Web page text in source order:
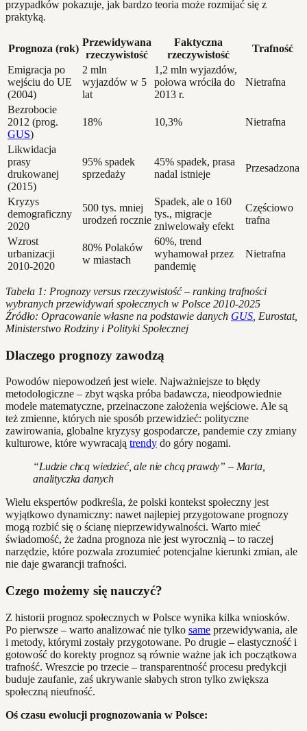
przypadków pokazuje, jak bardzo teoria może rozmijać się z
praktyką.
Prognoza (rok)
Przewidywana
rzeczywistość
Faktyczna
rzeczywistość
Trafność
Emigracja po
wejściu do UE
(2004)
2 mln
wyjazdów w 5
lat
1,2 mln wyjazdów,
połowa wróciła do
2013 r.
Nietrafna
Bezrobocie
2012 (prog.
GUS)
18% 10,3% Nietrafna
Likwidacja
prasy
drukowanej
(2015)
95% spadek
sprzedaży
45% spadek, prasa
nadal istnieje
Przesadzona
Kryzys
demograficzny
2020
500 tys. mniej
urodzeń rocznie
Spadek, ale o 160
tys., migracje
zniwelowały efekt
Częściowo
trafna
Wzrost
urbanizacji
2010-2020
80% Polaków
w miastach
60%, trend
wyhamował przez
pandemię
Nietrafna
Tabela 1: Prognozy versus rzeczywistość – ranking trafności
wybranych przewidywań społecznych w Polsce 2010-2025
Źródło: Opracowanie własne na podstawie danych GUS , Eurostat,
Ministerstwo Rodziny i Polityki Społecznej
Dlaczego prognozy zawodzą
Powodów niepowodzeń jest wiele. Najważniejsze to błędy
metodologiczne – zbyt wąska próba badawcza, nieodpowiednie
modele matematyczne, przeinaczone założenia wejściowe. Ale są
też zmienne, których nie sposób przewidzieć: polityczne
zawirowania, globalne kryzysy gospodarcze, pandemie czy zmiany
kulturowe, które wywracają trendy do góry nogami.
“Ludzie chcą wiedzieć, ale nie chcą prawdy” – Marta,
analityczka danych
Wielu ekspertów podkreśla, że polski kontekst społeczny jest
wyjątkowo dynamiczny: nawet najlepiej przygotowane prognozy
mogą rozbić się o ścianę nieprzewidywalności. Warto mieć
świadomość, że żadna prognoza nie jest wyrocznią – to raczej
narzędzie, które pozwala zrozumieć potencjalne kierunki zmian, ale
nie daje gwarancji trafności.
Czego możemy się nauczyć?
Z historii prognoz społecznych w Polsce wynika kilka wniosków.
Po pierwsze – warto analizować nie tylko same przewidywania, ale
i metody, którymi zostały przygotowane. Po drugie – elastyczność i
gotowość do korekty prognoz są równie ważne jak ich początkowa
trafność. Wreszcie po trzecie – transparentność procesu predykcji
buduje zaufanie, zaś ukrywanie słabych stron tylko zwiększa
społeczną nieufność.
Oś czasu ewolucji prognozowania w Polsce: